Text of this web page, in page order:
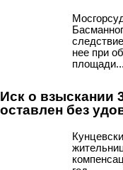
нее при
площади...
Иск о взыскании
оставлен без